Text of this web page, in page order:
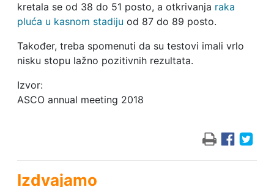
kretala se od 38 do 51 posto, a otkrivanja raka
pluća u kasnom stadiju od 87 do 89 posto.
Također, treba spomenuti da su testovi imali vrlo
nisku stopu lažno pozitivnih rezultata.
Izvor:
ASCO annual meeting 2018
Izdvajamo